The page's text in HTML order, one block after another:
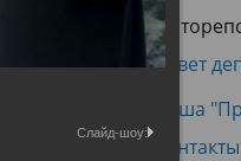
Муниципальная
Объявления
имущественного
Совет
Наша
Контакты
Слайд-шоу: